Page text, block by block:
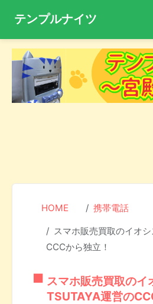
テンプルナイツ
HOME 携帯電話
スマホ販売買取のイオ
CCCから独立！
スマホ販売買取のイ
TSUTAYA運営の